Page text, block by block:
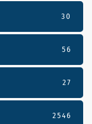
30
56
27
2546